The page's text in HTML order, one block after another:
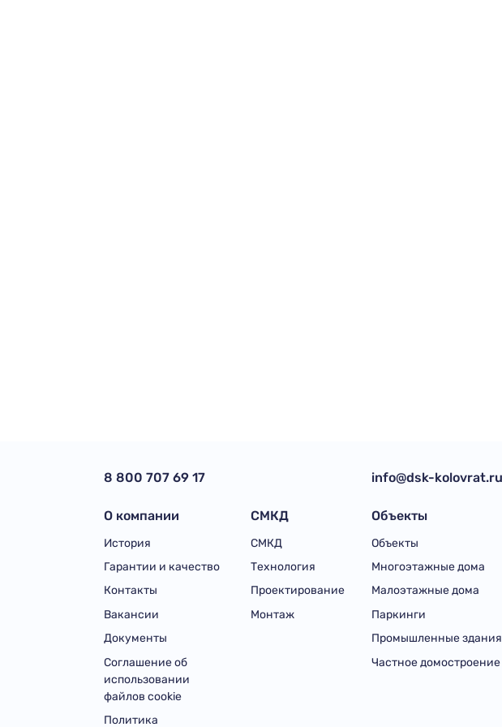
8 800 707 69 17
О компании
История
Гарантии и качество
Контакты
Вакансии
Документы
Соглашение об
использовании
файлов cookie
Политика
СМКД
СМКД
Технология
Проектирование
Монтаж
info@dsk-kolovrat.ru
Объекты
Объекты
Многоэтажные дома
Малоэтажные дома
Паркинги
Промышленные здания
Частное домостроение